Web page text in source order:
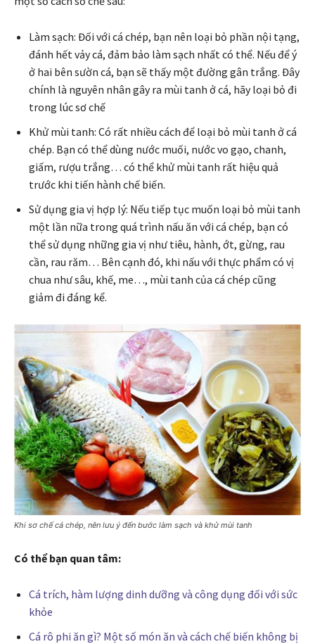
Làm sạch: Đối với cá chép, bạn nên loại bỏ phần nội tạng,
đánh hết vảy cá, đảm bảo làm sạch nhất có thể. Nếu để ý
ở hai bên sườn cá, bạn sẽ thấy một đường gân trắng. Đây
chính là nguyên nhân gây ra mùi tanh ở cá, hãy loại bỏ đi
trong lúc sơ chế
Khử mùi tanh: Có rất nhiều cách để loại bỏ mùi tanh ở cá
chép. Bạn có thể dùng nước muối, nước vo gạo, chanh,
giấm, rượu trắng… có thể khử mùi tanh rất hiệu quả
trước khi tiến hành chế biến.
Sử dụng gia vị hợp lý: Nếu tiếp tục muốn loại bỏ mùi tanh
một lần nữa trong quá trình nấu ăn với cá chép, bạn có
thể sử dụng những gia vị như tiêu, hành, ớt, gừng, rau
cần, rau răm… Bên cạnh đó, khi nấu với thực phẩm có vị
chua như sâu, khế, me…, mùi tanh của cá chép cũng
giảm đi đáng kể.
Khi sơ chế cá chép, nên lưu ý đến bước làm sạch và khử mùi tanh
Có thể bạn quan tâm:
Cá trích, hàm lượng dinh dưỡng và công dụng đối với sức
khỏe
Cá rô phi ăn gì? Một số món ăn và cách chế biến không bị